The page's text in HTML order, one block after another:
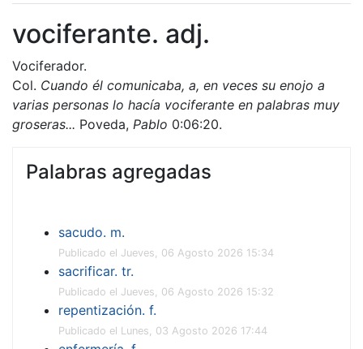
vociferante. adj.
Vociferador.
Col. Cuando él comunicaba, a, en veces su enojo a
varias personas lo hacía vociferante en palabras muy
groseras... Poveda, Pablo 0:06:20.
Palabras agregadas
sacudo. m.
Publicado el Jueves, 06 Agosto 2026 15:34
sacrificar. tr.
Publicado el Jueves, 06 Agosto 2026 15:32
repentización. f.
Publicado el Lunes, 03 Agosto 2026 17:44